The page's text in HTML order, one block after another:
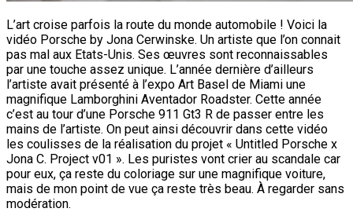
L’art croise parfois la route du monde automobile ! Voici la
vidéo Porsche by Jona Cerwinske. Un artiste que l’on connait
pas mal aux Etats-Unis. Ses œuvres sont reconnaissables
par une touche assez unique. L’année dernière d’ailleurs
l’artiste avait présenté à l’expo Art Basel de Miami une
magnifique Lamborghini Aventador Roadster. Cette année
c’est au tour d’une Porsche 911 Gt3 R de passer entre les
mains de l’artiste. On peut ainsi découvrir dans cette vidéo
les coulisses de la réalisation du projet « Untitled Porsche x
Jona C. Project v01 ». Les puristes vont crier au scandale car
pour eux, ça reste du coloriage sur une magnifique voiture,
mais de mon point de vue ça reste très beau. À regarder sans
modération.